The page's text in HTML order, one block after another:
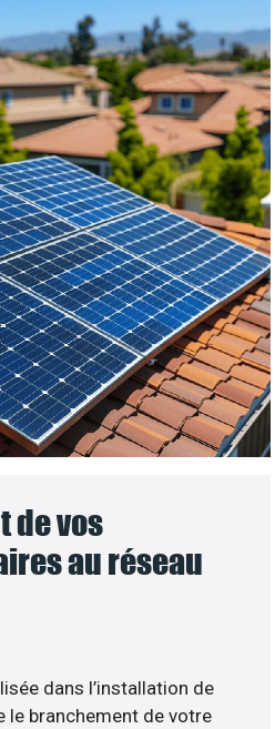
de vos
au réseau
dans l’installation de
le branchement de votre